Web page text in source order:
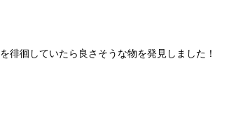
を徘徊していたら良さそうな物を発見しました！